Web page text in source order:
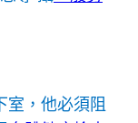
室，他必須阻